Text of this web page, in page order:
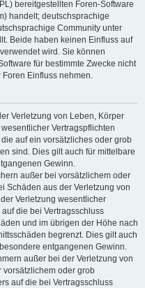
bereitgestellten Foren-Software
handelt; deutschsprachige
Community unter
Beide haben keinen Einfluss auf
wird. Sie können
für bestimmte Zwecke nicht
Einfluss nehmen.
Verletzung von Leben, Körper
Vertragspflichten
auf ein vorsätzliches oder grob
sind. Dies gilt auch für mittelbare
Gewinn.
außer bei vorsätzlichem oder
Schäden aus der Verletzung von
Verletzung wesentlicher
die bei Vertragsschluss
und im übrigen der Höhe nach
begrenzt. Dies gilt auch
entgangenen Gewinn.
außer bei der Verletzung von
vorsätzlichem oder grob
auf die bei Vertragsschluss